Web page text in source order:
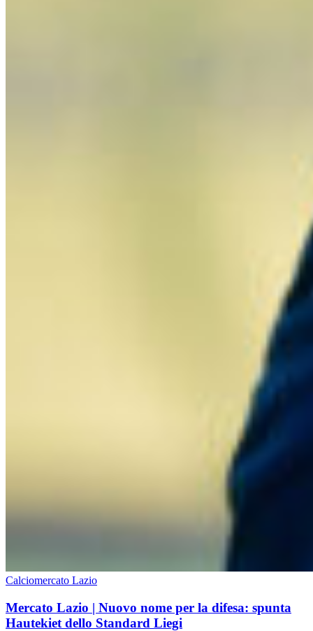
Calciomercato Lazio
Mercato Lazio | Nuovo nome per la difesa: spunta
Hautekiet dello Standard Liegi